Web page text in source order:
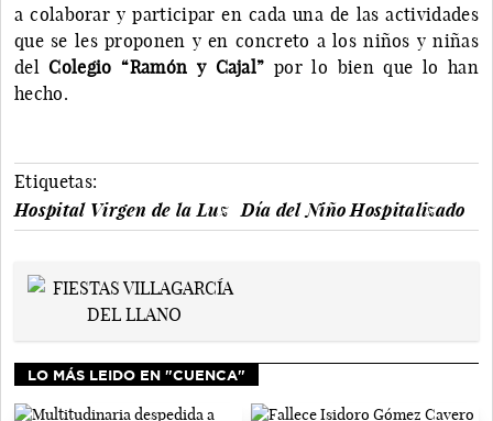
a colaborar y participar en cada una de las actividades
que se les proponen y en concreto a los niños y niñas
delColegio “Ramón y Cajal” por lo bien que lo han
hecho.
Etiquetas:
Hospital Virgen de la Luz
Día del Niño Hospitalizado
LO MÁS LEIDO EN "CUENCA"